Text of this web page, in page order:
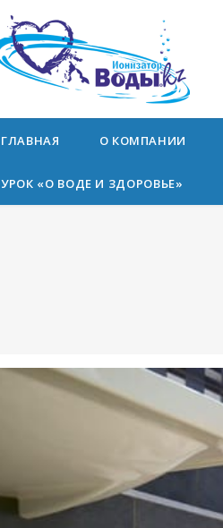
ГЛАВНАЯ О КОМПАНИИ
УРОК «О ВОДЕ И ЗДОРОВЬЕ»